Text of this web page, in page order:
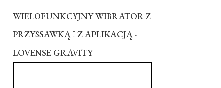
WIELOFUNKCYJNY WIBRATOR Z
PRZYSSAWKĄ I Z APLIKACJĄ -
LOVENSE GRAVITY